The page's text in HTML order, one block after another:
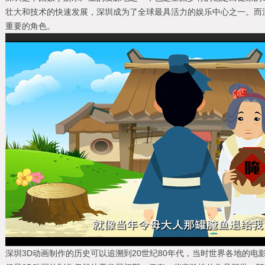
壮大和技术的快速发展，深圳成为了全球最具活力的娱乐中心之一。
重要的角色。
深圳3D动画制作的历史可以追溯到20世纪80年代，当时世界各地的电